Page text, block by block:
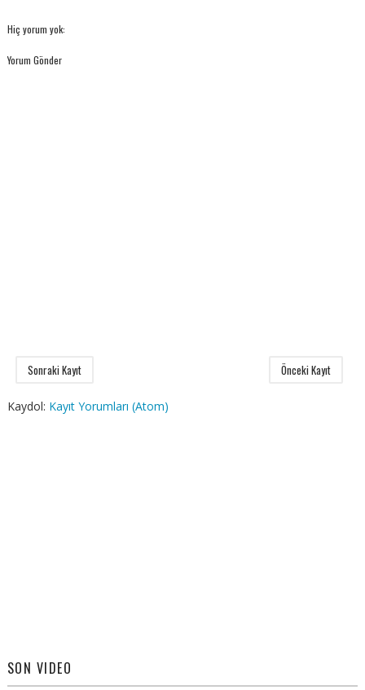
Hiç yorum yok:
Yorum Gönder
Sonraki Kayıt Önceki Kayıt
Kaydol: Kayıt Yorumları (Atom)
SON VIDEO